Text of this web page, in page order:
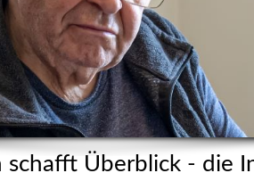
schafft Überblick - die